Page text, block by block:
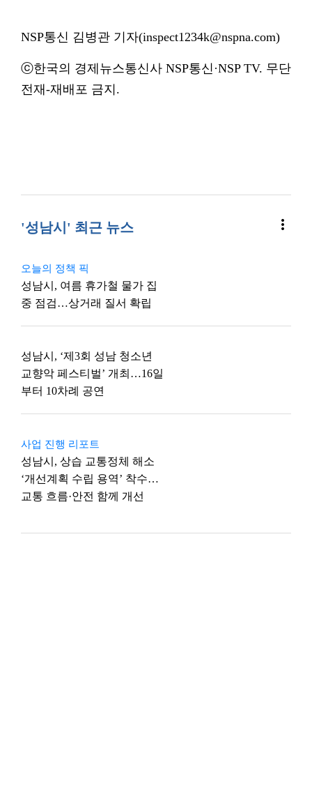
NSP통신 김병관 기자(inspect1234k@nspna.com)
ⓒ한국의 경제뉴스통신사 NSP통신·NSP TV. 무단
전재-재배포 금지.
'성남시' 최근 뉴스 more_vert
오늘의 정책 픽
성남시, 여름 휴가철 물가 집
중 점검…상거래 질서 확립
성남시, ‘제3회 성남 청소년
교향악 페스티벌’ 개최…16일
부터 10차례 공연
사업 진행 리포트
성남시, 상습 교통정체 해소
‘개선계획 수립 용역’ 착수…
교통 흐름·안전 함께 개선